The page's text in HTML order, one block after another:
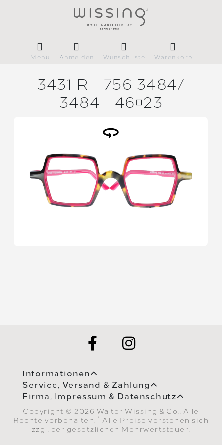
Menü Anmelden Wunschliste Warenkorb
3431 R
756 3484/
3484
4623
Informationen
Service, Versand & Zahlung
Firma, Impressum & Datenschutz
Copyright © 2026 Walter Wissing & Co.. Alle
Rechte vorbehalten.
* Alle Preise verstehen sich
zzgl. der gesetzlichen Mehrwertsteuer.